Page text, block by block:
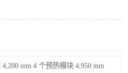
mm 4 个预热模块 4,950 mm